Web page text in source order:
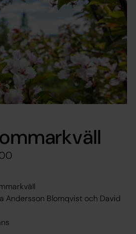
Andersson Blomqvist och David